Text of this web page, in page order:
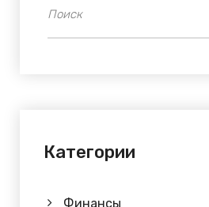
Категории
Финансы